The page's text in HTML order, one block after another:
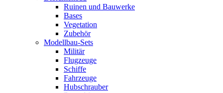
Ruinen und Bauwerke
Bases
Vegetation
Zubehör
Modellbau-Sets
Militär
Flugzeuge
Schiffe
Fahrzeuge
Hubschrauber